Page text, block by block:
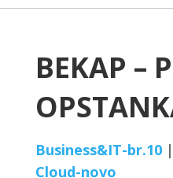
BEKAP –
Business&IT-br.10|
Cloud-novo